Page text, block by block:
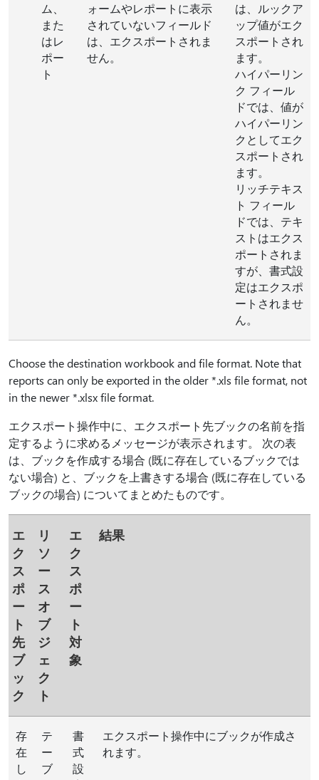
ム、
また
はレ
ポー
ト
ォームやレポートに表示
されていないフィールド
は、エクスポートされま
せん。
は、ルックア
ップ値がエク
スポートされ
ます。
ハイパーリン
ク フィール
ドでは、値が
ハイパーリン
クとしてエク
スポートされ
ます。
リッチテキス
ト フィール
ドでは、テキ
ストはエクス
ポートされま
すが、書式設
定はエクスポ
ートされませ
ん。
Choose the destination workbook and file format. Note that
reports can only be exported in the older *.xls file format, not
in the newer *.xlsx file format.
エクスポート操作中に、エクスポート先ブックの名前を指
定するように求めるメッセージが表示されます。 次の表
は、ブックを作成する場合 (既に存在しているブックでは
ない場合) と、ブックを上書きする場合 (既に存在している
ブックの場合) についてまとめたものです。
エ
ク
ス
ポ
ー
ト
先
ブ
ッ
ク
リ
ソ
ー
ス
オ
ブ
ジ
ェ
ク
ト
エ
ク
ス
ポ
ー
ト
対
象
結果
存
在
し
テ
ー
ブ
書
式
設
エクスポート操作中にブックが作成さ
れます。